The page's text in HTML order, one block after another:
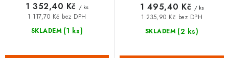
SKLADEM (1 ks)
1 117,70 Kč bez DPH
1 352,40 Kč / ks
SKLADEM (2 ks)
1 235,90 Kč bez DPH
1 495,40 Kč / ks